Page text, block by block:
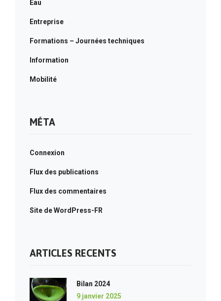
Eau
Entreprise
Formations – Journées techniques
Information
Mobilité
MÉTA
Connexion
Flux des publications
Flux des commentaires
Site de WordPress-FR
ARTICLES RECENTS
Bilan 2024
9 janvier 2025